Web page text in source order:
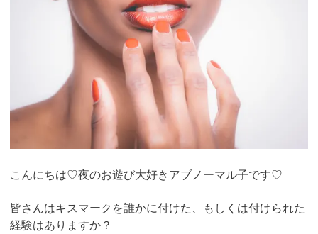
こんにちは♡夜のお遊び大好きアブノーマル子です♡
皆さんはキスマークを誰かに付けた、もしくは付けられた
経験はありますか？